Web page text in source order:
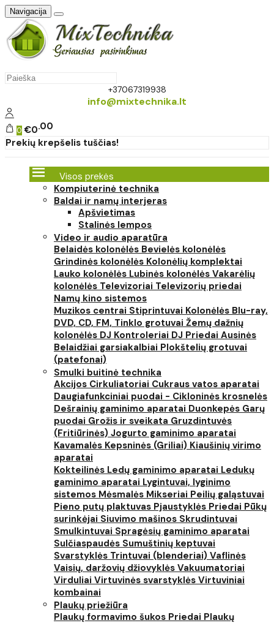
Navigacija
+37067319938
info@mixtechnika.lt
0 €0 00
Prekių krepšelis tuščias!
Visos prekės
Kompiuterinė technika
Baldai ir namų interjeras
Apšvietimas
Stalinės lempos
Video ir audio aparatūra
Belaidės kolonėlės Bevielės kolonėlės
Grindinės kolonėlės Kolonėlių komplektai
Lauko kolonėlės Lubinės kolonėlės Vakarėlių
kolonėlės Televizoriai Televizorių priedai
Namų kino sistemos
Muzikos centrai Stiprintuvai Kolonėlės Blu-ray,
DVD, CD, FM, Tinklo grotuvai Žemų dažnių
kolonėlės DJ Kontroleriai DJ Priedai Ausinės
Belaidžiai garsiakalbiai Plokštelių grotuvai
(patefonai)
Smulki buitinė technika
Akcijos Cirkuliatoriai Cukraus vatos aparatai
Daugiafunkciniai puodai - Cikloninės krosnelės
Dešrainių gaminimo aparatai Duonkepės Garų
puodai Grožis ir sveikata Gruzdintuvės
(Fritiūrinės) Jogurto gaminimo aparatai
Kavamalės Kepsninės (Griliai) Kiaušinių virimo
aparatai
Kokteilinės Ledų gaminimo aparatai Ledukų
gaminimo aparatai Lygintuvai, lyginimo
sistemos Mėsmalės Mikseriai Peilių galąstuvai
Pieno putų plaktuvas Pjaustyklės Priedai Pūkų
surinkėjai Siuvimo mašinos Skrudintuvai
Smulkintuvai Spragėsių gaminimo aparatai
Sulčiaspaudės Sumuštinių keptuvai
Svarstyklės Trintuvai (blenderiai) Vaflinės
Vaisių, daržovių džiovyklės Vakuumatoriai
Virduliai Virtuvinės svarstyklės Virtuviniai
kombainai
Plaukų priežiūra
Plaukų formavimo šukos Priedai Plaukų